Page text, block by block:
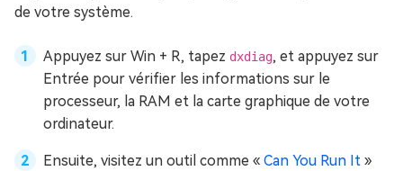
de votre système.
Appuyez sur Win + R, tapez dxdiag, et appuyez sur
Entrée pour vérifier les informations sur le
processeur, la RAM et la carte graphique de votre
ordinateur.
Ensuite, visitez un outil comme « Can You Run It »